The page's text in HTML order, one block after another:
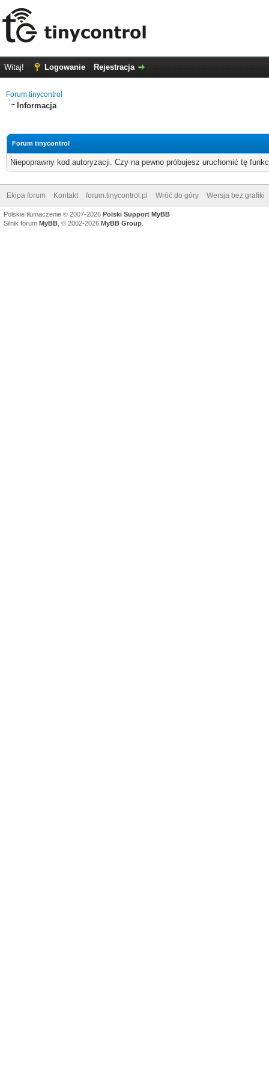
Witaj! Logowanie Rejestracja
Forum tinycontrol
Informacja
Forum tinycontrol
Niepoprawny kod autoryzacji. Czy na pewno próbujesz uruchomić tę
Ekipa forum Kontakt forum.tinycontrol.pl Wróć do góry Wersja bez grafiki
Polskie tłumaczenie © 2007-2026 Polski Support MyBB
Silnik forum MyBB , © 2002-2026 MyBB Group